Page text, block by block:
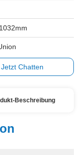
Jetzt Chatten
Beschreibung